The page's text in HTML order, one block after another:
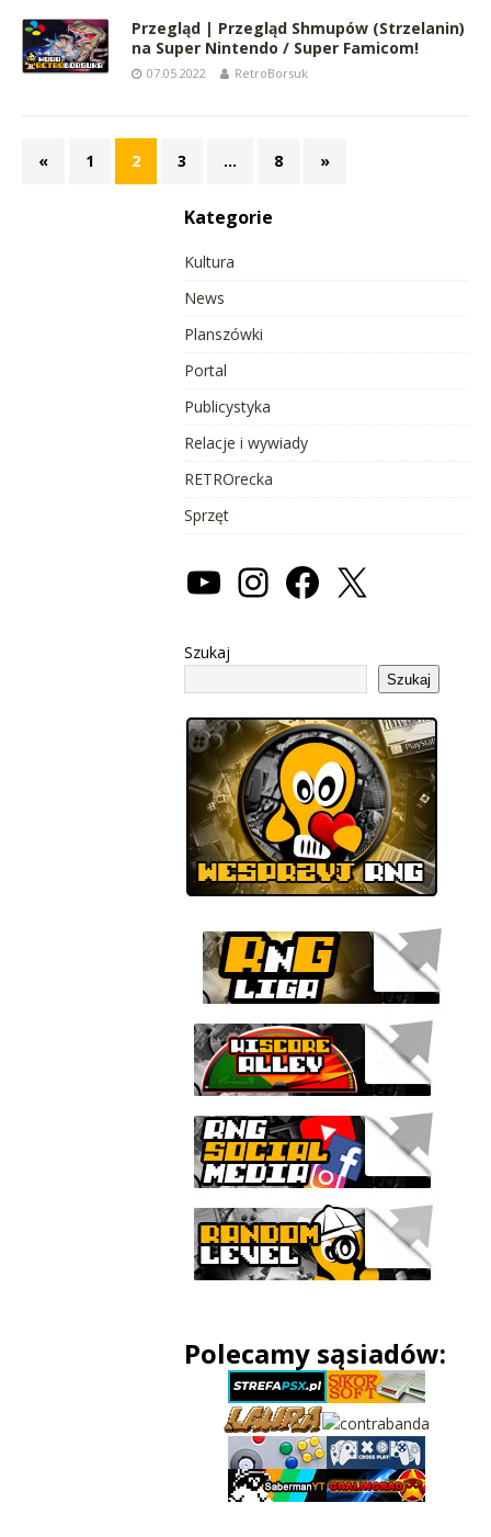
Przegląd | Przegląd Shmupów (Strzelanin)
na Super Nintendo / Super Famicom!
07.05.2022 RetroBorsuk
« 1 2 3 … 8 »
Kategorie
Kultura
News
Planszówki
Portal
Publicystyka
Relacje i wywiady
RETROrecka
Sprzęt
Szukaj
Szukaj
Polecamy sąsiadów: